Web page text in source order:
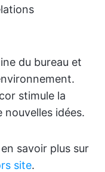
du bureau et
stimule la
idées.
savoir plus sur
site.